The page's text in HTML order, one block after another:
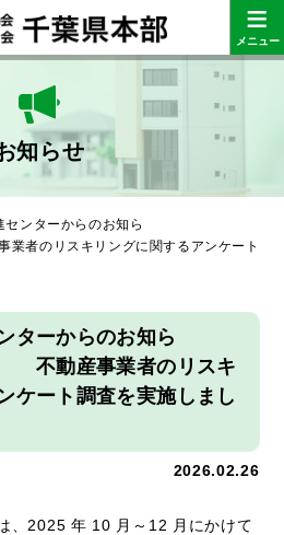
≡
メニュー
知らせ
センターからのお知ら
キリングに関するアンケート
ターからのお知ら
業者のリスキ
ケート調査を実施しまし
2026.02.26
、2025 年 10 月～12 月にかけて